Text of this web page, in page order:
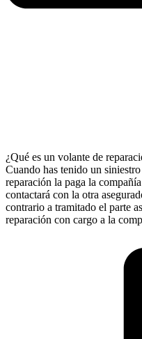
¿Qué es un volante de
Cuando has tenido un
reparación la paga la
contactará con la otra
contrario a tramitado el parte
reparación con cargo a la